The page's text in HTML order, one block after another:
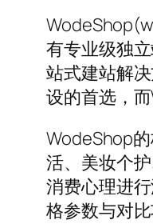
有专业级独
站式建站解
设的首选，
WodeShop
活、美妆个
消费心理进
格参数与对